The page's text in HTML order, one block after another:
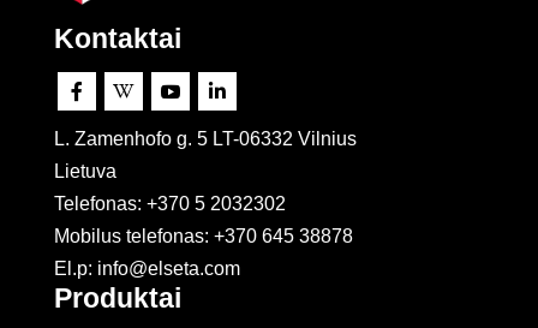
Kontaktai
   
L. Zamenhofo g. 5 LT-06332 Vilnius
Lietuva
Telefonas: +370 5 2032302
Mobilus telefonas: +370 645 38878
El.p: info@elseta.com
Produktai